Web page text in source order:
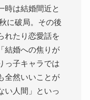
時は結婚間近と
に破局。その後
れたり恋愛話を
結婚への焦りが
っ子キャラでは
全然いいことが
い人間」といっ